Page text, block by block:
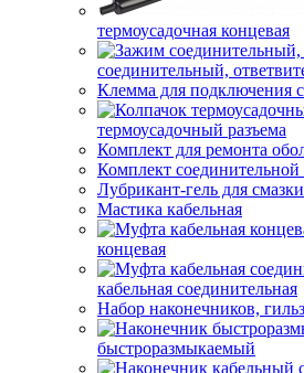
термоусадочная концевая
соединительный,
Клемма для подключения
термоусадочный разъема
Комплект для ремонта
Комплект
Лубрикант-гель для
Мастика кабельная
концевая
кабельная соединительная
Набор наконечников, гильз
быстроразмыкаемый